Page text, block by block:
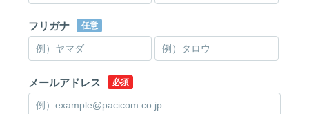
フリガナ 任意
メールアドレス 必須